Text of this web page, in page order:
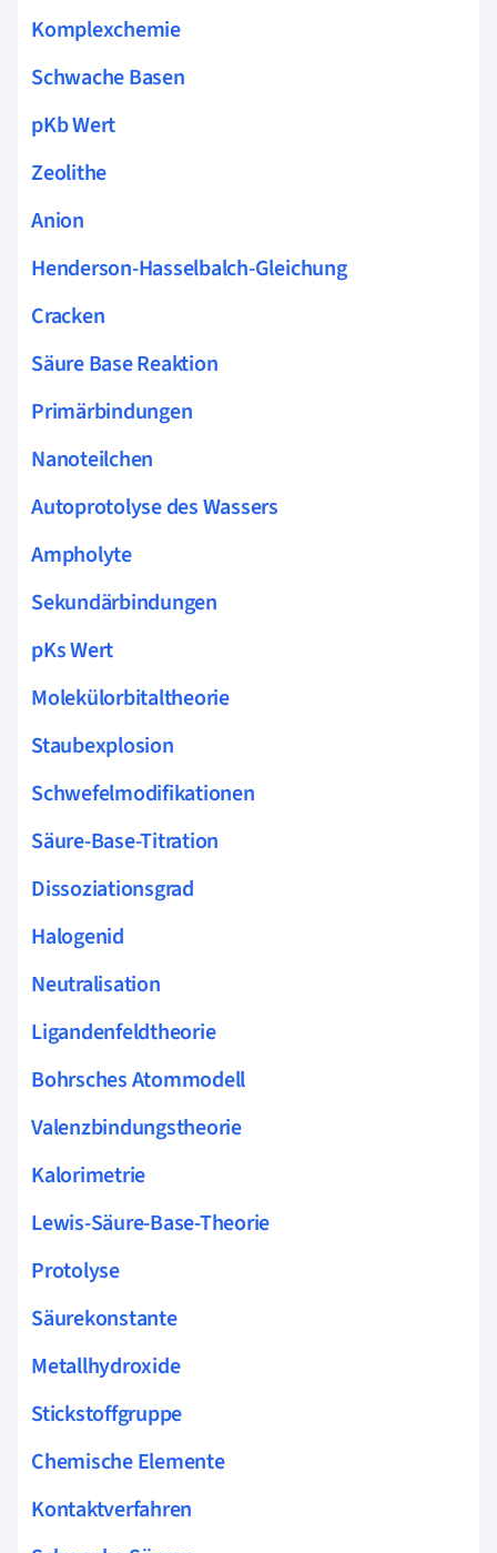
Komplexchemie
Schwache Basen
pKb Wert
Zeolithe
Anion
Henderson-Hasselbalch-Gleichung
Cracken
Säure Base Reaktion
Primärbindungen
Nanoteilchen
Autoprotolyse des Wassers
Ampholyte
Sekundärbindungen
pKs Wert
Molekülorbitaltheorie
Staubexplosion
Schwefelmodifikationen
Säure-Base-Titration
Dissoziationsgrad
Halogenid
Neutralisation
Ligandenfeldtheorie
Bohrsches Atommodell
Valenzbindungstheorie
Kalorimetrie
Lewis-Säure-Base-Theorie
Protolyse
Säurekonstante
Metallhydroxide
Stickstoffgruppe
Chemische Elemente
Kontaktverfahren